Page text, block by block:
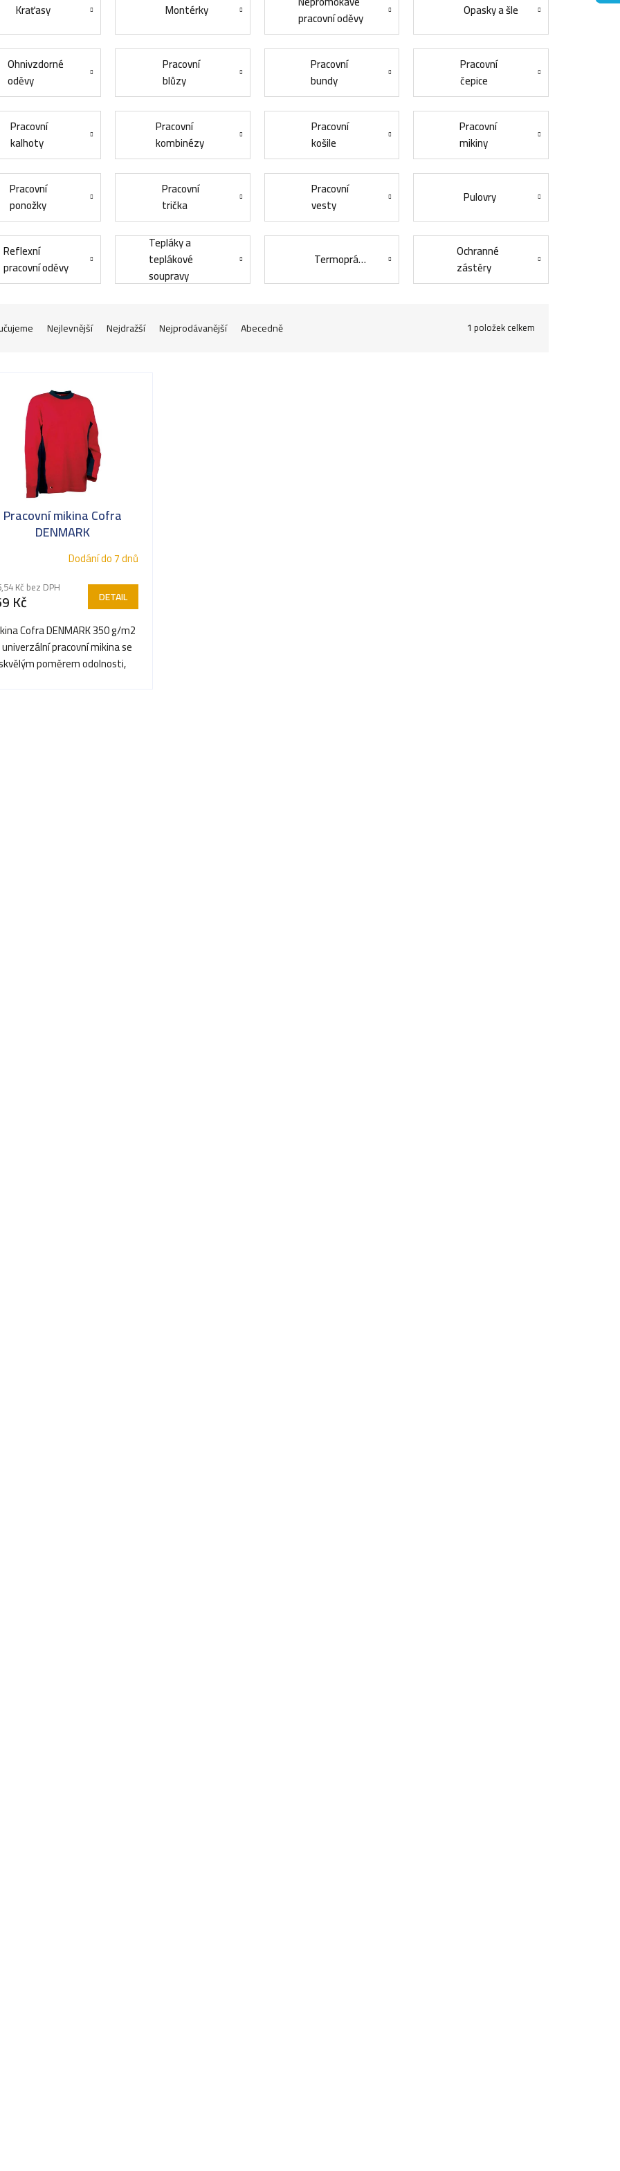
Kraťasy Montérky
pracovní oděvy
Opasky a šle
Ohnivzdorné
oděvy
Pracovní
blůzy
Pracovní
bundy
Pracovní
čepice
Pracovní
kalhoty
Pracovní
kombinézy
Pracovní
košile
Pracovní
mikiny
Pracovní
ponožky
Pracovní
trička
Pracovní
vesty
Pulovry
Reflexní
pracovní oděvy
Tepláky a
teplákové
soupravy
Termoprádlo
Ochranné
zástěry
Nejlevnější Nejdražší Nejprodávanější Abecedně 1 položek celkem
Pracovní mikina Cofra
DENMARK
Dodání do 7 dnů
Kč bez DPH
Kč DETAIL
Cofra DENMARK 350 g/m2
pracovní mikina se
poměrem odolnosti,